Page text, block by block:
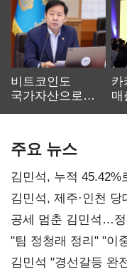
비트코인도
국가자산으로…'
카
매
주요 뉴스
김민석, 누적
0.86%p(2보)
김민석, 제주·인천
공세 멈춘 김민석…
"팀 정청래 정리" "이
다툼 격화
김민석 "경선갈등 완